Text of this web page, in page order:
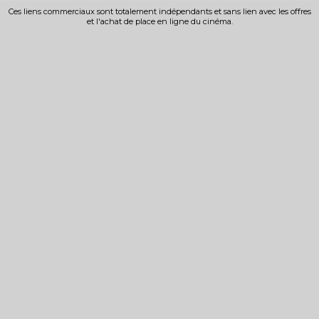
Ces liens commerciaux sont totalement indépendants et sans lien avec les offres
et l'achat de place en ligne du cinéma.